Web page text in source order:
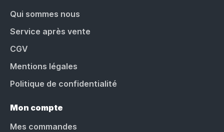
Qui sommes nous
Service après vente
CGV
Mentions légales
Politique de confidentialité
Mon compte
Mes commandes